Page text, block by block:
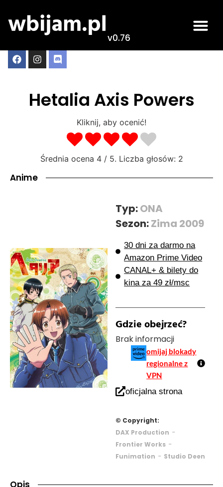
v0.76
Hetalia Axis Powers
Kliknij, aby ocenić!
Średnia ocena 4/ 5. Liczba głosów: 2
Anime
Typ:ONA
Sezon:Zima 2009
30 dni za darmo na
Amazon Prime Video
CANAL+ & bilety do
kina za 49 zł/msc
Gdzie obejrzeć?
Brak informacji
omijaj blokady
regionalne z
VPN
oficjalna strona
© Copyright:
DAX Production -
Frontier Works-
Funimation - Studio Deen
Opis